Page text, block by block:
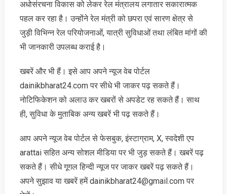
अधोसंरचना विकास को लेकर रेल मंत्रालय लगातार सकारात्मक
पहल कर रहा है। उन्होंने रेल मंत्री को छपरा एवं सारण क्षेत्र से
जुड़ी विभिन्न रेल परियोजनाओं, यात्री सुविधाओं तथा लंबित मांगों की
भी जानकारी उपलब्ध कराई है।
खबरें और भी हैं। इसे आप अपने न्‍यूज वेब पोर्टल
dainikbharat24.com पर सीधे भी जाकर पढ़ सकते हैं।
नोटिफिकेशन को अलाउ कर खबरों से अपडेट रह सकते हैं। साथ
ही, सुविधा के मुताबिक अन्‍य खबरें भी पढ़ सकते हैं।
आप अपने न्‍यूज वेब पोर्टल से फेसबुक, इंस्‍टाग्राम, X, स्‍वदेशी एप
arattai सहित अन्‍य सोशल मीडिया पर भी जुड़ सकते हैं। खबरें पढ़
सकते हैं। सीधे गूगल हिन्‍दी न्‍यूज पर जाकर खबरें पढ़ सकते हैं।
अपने सुझाव या खबरें हमें dainikbharat24@gmail.com पर